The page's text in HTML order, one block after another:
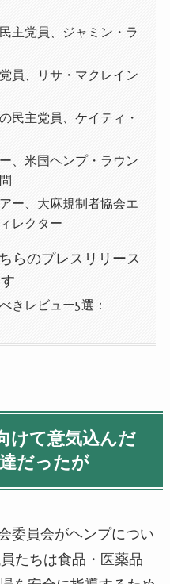
主党員、ジャミン・ラ
員、リサ・マクレイン
民主党員、ケイティ・
、米国ヘンプ・ラウン
ー、大麻規制者協会エ
レクター
らのプレスリリース
きレビュー5選：
けて意気込んだ
だったが
委員会がヘンプについ
たちは食品・医薬品